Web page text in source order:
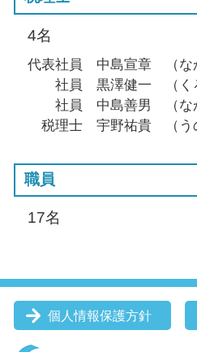
4名
代表社員 中島宣章 （な
社員 黒澤健一 （くろ
社員 中島善男 （なか
税理士 宇野祐貴 （う
職員
17名
個人情報保護方針